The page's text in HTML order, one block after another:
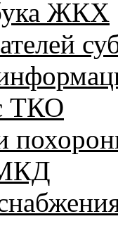
ЖКХ
ТКО